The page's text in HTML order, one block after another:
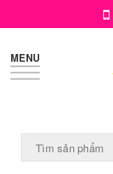
MENU